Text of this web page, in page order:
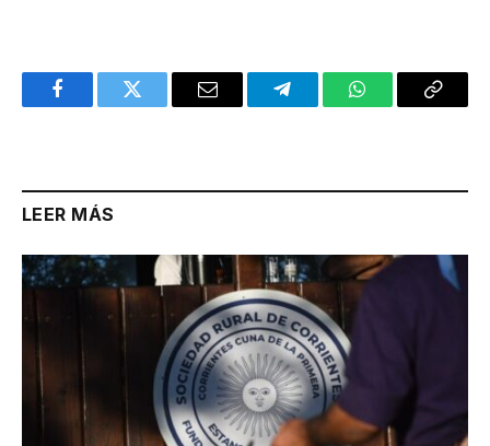
FacebookTwitter Email TelegramWhatsAppCopy
LEER MÁS